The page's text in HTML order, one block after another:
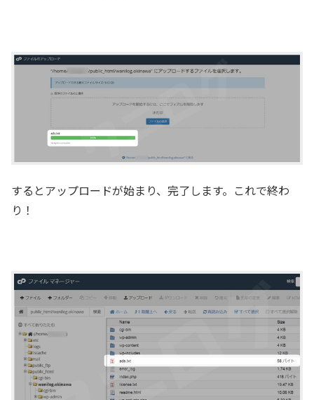
するとアップロードが始まり、完了します。これで終わ
り！